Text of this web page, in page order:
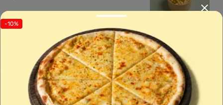
1
კარტოფილი გლეხურად
-10%